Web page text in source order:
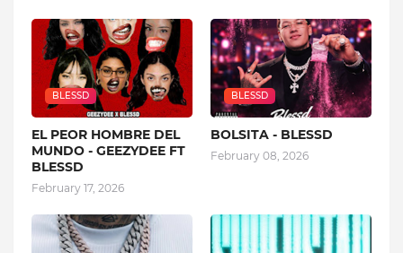
BLESSD
EL PEOR HOMBRE DEL
MUNDO - GEEZYDEE FT
BLESSD
February 17, 2026
BLESSD
BOLSITA - BLESSD
February 08, 2026